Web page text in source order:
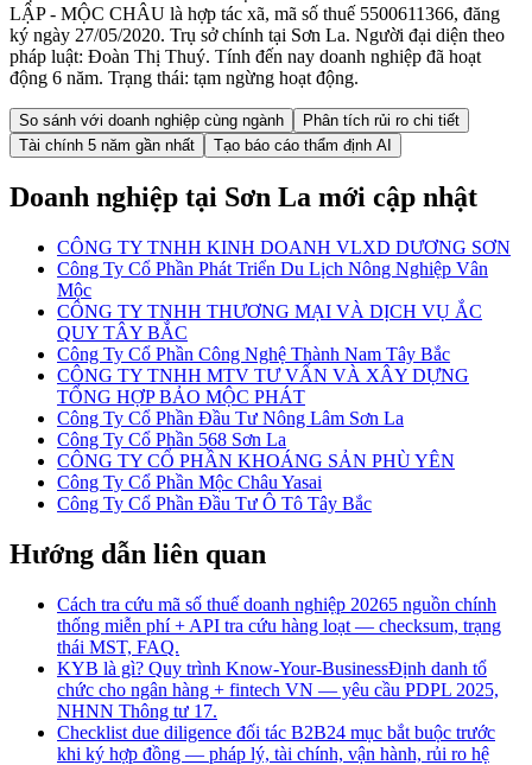
LẬP - MỘC CHÂU là hợp tác xã, mã số thuế 5500611366, đăng
ký ngày 27/05/2020. Trụ sở chính tại Sơn La. Người đại diện theo
pháp luật: Đoàn Thị Thuý. Tính đến nay doanh nghiệp đã hoạt
động 6 năm. Trạng thái: tạm ngừng hoạt động.
So sánh với doanh nghiệp cùng ngành
Phân tích rủi ro chi tiết
Tài chính 5 năm gần nhất
Tạo báo cáo thẩm định AI
Doanh nghiệp tại Sơn La mới cập nhật
CÔNG TY TNHH KINH DOANH VLXD DƯƠNG SƠN
Công Ty Cổ Phần Phát Triển Du Lịch Nông Nghiệp Vân
Mộc
CÔNG TY TNHH THƯƠNG MẠI VÀ DỊCH VỤ ẮC
QUY TÂY BẮC
Công Ty Cổ Phần Công Nghệ Thành Nam Tây Bắc
CÔNG TY TNHH MTV TƯ VẤN VÀ XÂY DỰNG
TỔNG HỢP BẢO MỘC PHÁT
Công Ty Cổ Phần Đầu Tư Nông Lâm Sơn La
Công Ty Cổ Phần 568 Sơn La
CÔNG TY CỔ PHẦN KHOÁNG SẢN PHÙ YÊN
Công Ty Cổ Phần Mộc Châu Yasai
Công Ty Cổ Phần Đầu Tư Ô Tô Tây Bắc
Hướng dẫn liên quan
Cách tra cứu mã số thuế doanh nghiệp 20265 nguồn chính
thống miễn phí + API tra cứu hàng loạt — checksum, trạng
thái MST, FAQ.
KYB là gì? Quy trình Know-Your-BusinessĐịnh danh tổ
chức cho ngân hàng + fintech VN — yêu cầu PDPL 2025,
NHNN Thông tư 17.
Checklist due diligence đối tác B2B24 mục bắt buộc trước
khi ký hợp đồng — pháp lý, tài chính, vận hành, rủi ro hệ